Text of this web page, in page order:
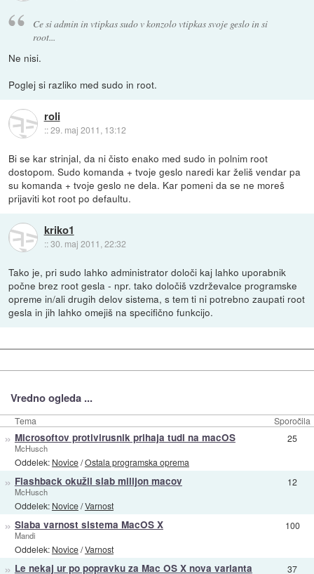
Ce si admin in vtipkas sudo v konzolo vtipkas svoje geslo in si
root...
Ne nisi.
Poglej si razliko med sudo in root.
roli
::29. maj 2011, 13:12
Bi se kar strinjal, da ni čisto enako med sudo in polnim root
dostopom. Sudo komanda + tvoje geslo naredi kar želiš vendar pa
su komanda + tvoje geslo ne dela. Kar pomeni da se ne moreš
prijaviti kot root po defaultu.
kriko1
::30. maj 2011, 22:32
Tako je, pri sudo lahko administrator določi kaj lahko uporabnik
počne brez root gesla - npr. tako določiš vzdrževalce programske
opreme in/ali drugih delov sistema, s tem ti ni potrebno zaupati root
gesla in jih lahko omejiš na specifično funkcijo.
Vredno ogleda ...
Tema Sporočila
» Microsoftov protivirusnik prihaja tudi na macOS
McHusch
Oddelek: Novice/Ostala programska oprema
25
» Flashback okužil slab milijon macov
McHusch
Oddelek: Novice/Varnost
12
» Slaba varnost sistema MacOS X
Mandi
Oddelek: Novice/Varnost
100
» Le nekaj ur po popravku za Mac OS X nova varianta 37